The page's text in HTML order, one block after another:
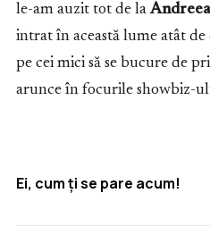
le-am auzit tot de la
intrat în această lume atât
pe cei mici să se bucure de
arunce în focurile showbiz-
Ei, cum ți se pare acum!